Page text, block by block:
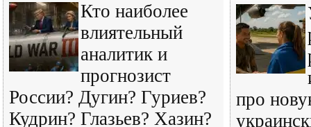
Кто наиболее
влиятельный
аналитик и
прогнозист
России? Дугин? Гуриев?
Кудрин? Глазьев? Хазин?
про